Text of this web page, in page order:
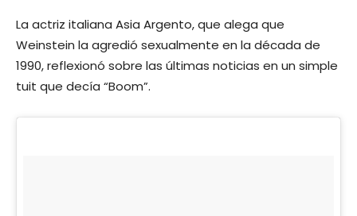
La actriz italiana Asia Argento, que alega que
Weinstein la agredió sexualmente en la década de
1990, reflexionó sobre las últimas noticias en un simple
tuit que decía “Boom”.